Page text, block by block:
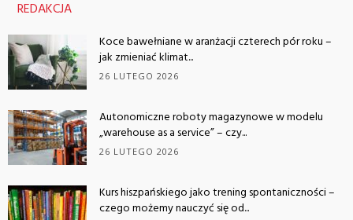
REDAKCJA
Koce bawełniane w aranżacji czterech pór roku –
jak zmieniać klimat...
26 LUTEGO 2026
Autonomiczne roboty magazynowe w modelu
„warehouse as a service” – czy...
26 LUTEGO 2026
Kurs hiszpańskiego jako trening spontaniczności –
czego możemy nauczyć się od...